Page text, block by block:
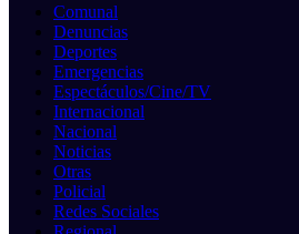
Comunal
Denuncias
Deportes
Emergencias
Espectáculos/Cine/TV
Internacional
Nacional
Noticias
Otras
Policial
Redes Sociales